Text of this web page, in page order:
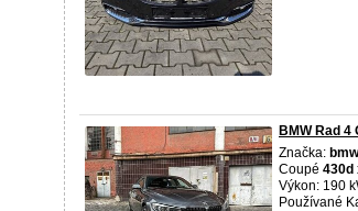
BMW Rad
Značka: bmw
Coupé 430d
Výkon: 190
Používané